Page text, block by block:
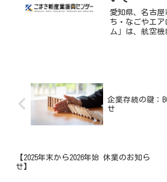
愛知県、名古
ち・なごやエ
ム」は、航空
企業存続の鍵：
せ
【2025年末から2026年始 休業のお知ら
せ】